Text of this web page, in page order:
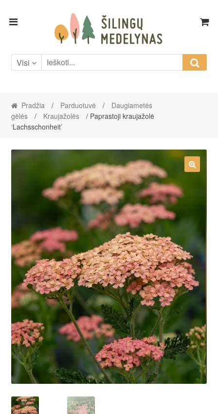
Skip
Skip
Visi
Pradžia / Parduotuvė /
Daugiametės
gėlės
/ Kraujažolės
/ Paprastoji kraujažolė
‘Lachsschonheit’